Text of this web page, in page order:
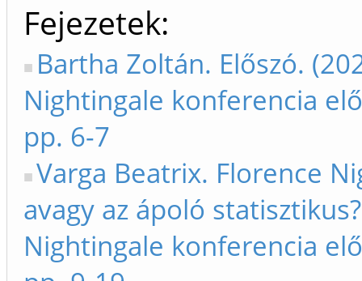
Fejezetek
Bartha Zoltán. Előszó.
Nightingale konferencia
pp. 6-7
Varga Beatrix. Florence
avagy az ápoló
Nightingale konferencia